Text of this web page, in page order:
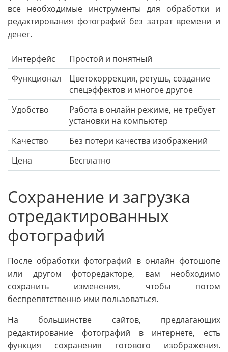
все необходимые инструменты для обработки и
редактирования фотографий без затрат времени и
денег.
Интерфейс
Простой и понятный
Функционал
Цветокоррекция, ретушь, создание
спецэффектов и многое другое
Удобство
Работа в онлайн режиме, не требует
установки на компьютер
Качество
Без потери качества изображений
Цена
Бесплатно
Сохранение и загрузка
отредактированных
фотографий
После обработки фотографий в онлайн фотошопе
или другом фоторедакторе, вам необходимо
сохранить изменения, чтобы потом
беспрепятственно ими пользоваться.
На большинстве сайтов, предлагающих
редактирование фотографий в интернете, есть
функция сохранения готового изображения.